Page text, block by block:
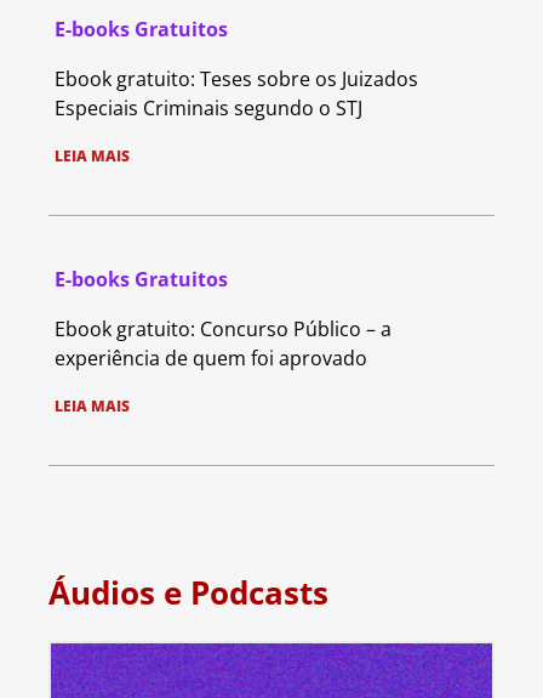
E-books Gratuitos
Ebook gratuito: Teses sobre os Juizados
Especiais Criminais segundo o STJ
LEIA MAIS
E-books Gratuitos
Ebook gratuito: Concurso Público – a
experiência de quem foi aprovado
LEIA MAIS
Áudios e Podcasts